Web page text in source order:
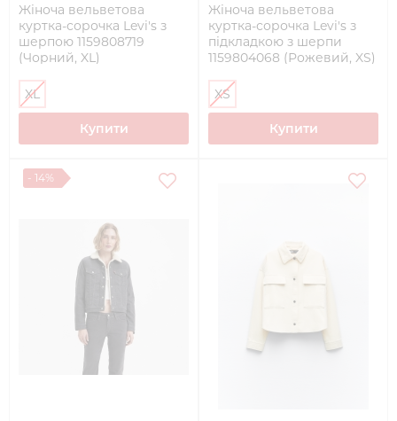
Жіноча вельветова
куртка-сорочка Levi's з
шерпою 1159808719
(Чорний, XL)
XL
Купити
Жіноча вельветова
куртка-сорочка Levi's з
підкладкою з шерпи
1159804068 (Рожевий, XS)
XS
Купити
- 14%